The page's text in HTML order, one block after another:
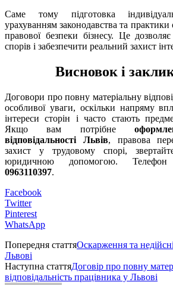
Саме тому підготовка
урахуванням законодавства та
правової безпеки бізнесу. Це
спорів і забезпечити реальний захист
Висновок і заклик
Договори про повну матеріальну
особливої уваги, оскільки напряму
інтереси сторін і часто стають
Якщо вам потрібне
відповідальності Львів, правова
захист у трудовому спорі,
юридичною допомогою. Телефон
0963110397.
Facebook
Twitter
Pinterest
WhatsApp
Попередня статтяОскарження та
Львові
Наступна статтяДоговір про повну
відповідальність працівника у Львові